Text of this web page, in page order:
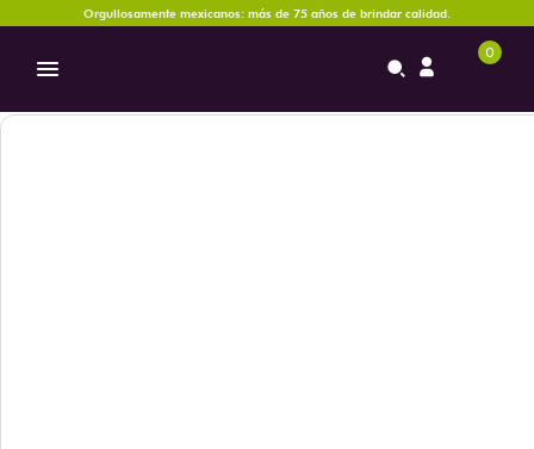
Orgullosamente mexicanos: más de 75 años de brindar calidad.
0